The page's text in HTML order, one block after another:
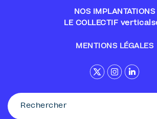
NOS IMPLANTATIONS
LE COLLECTIF
MENTIONS LÉGALES